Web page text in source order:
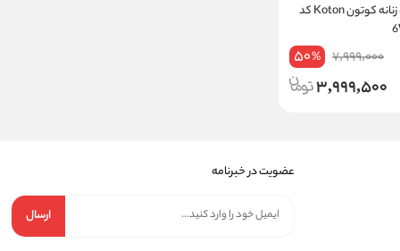
بلوز آستین کوتاه زنانه کوتون Koton کد
7,999,000
50%
3,999,500
عضویت در خبرنامه
ارسال